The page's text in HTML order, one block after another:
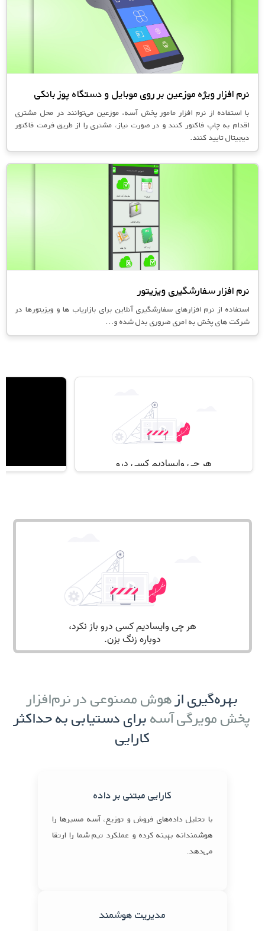
نرم افزار ویژه موزعین بر روی موبایل و دستگاه پوز بانکی
با استفاده از نرم افزار مامور پخش آسه، موزعین می‌توانند در محل مشتری
اقدام به چاپ فاکتور کنند و در صورت نیاز، مشتری را از طریق فرمت فاکتور
دیجیتال تایید کنند.
نرم افزار سفارشگیری ویزیتور
استفاده از نرم افزارهای سفارشگیری آنلاین برای بازاریاب ها و ویزیتورها در
شرکت های پخش به امری ضروری بدل شده و...
بهره‌گیری از هوش مصنوعی در نرم‌افزار
پخش مویرگی آسهبرای دستیابی به حداکثر
کارایی
کارایی مبتنی بر داده
با تحلیل داده‌های فروش و توزیع، آسه مسیرها را
هوشمندانه بهینه کرده و عملکرد تیم شما را ارتقا
می‌دهد.
مدیریت هوشمند